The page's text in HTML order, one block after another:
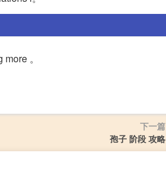
。
下一篇
孢子 阶段 攻略